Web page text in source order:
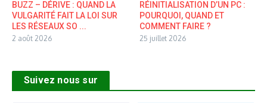
BUZZ – DÉRIVE : QUAND LA
VULGARITÉ FAIT LA LOI SUR
LES RÉSEAUX SO ...
2 août 2026
RÉINITIALISATION D’UN PC :
POURQUOI, QUAND ET
COMMENT FAIRE ?
25 juillet 2026
Suivez nous sur